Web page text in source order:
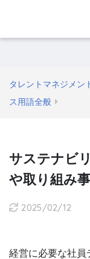
タレントマネジメン
ス用語全般
サステナビ
や取り組み
2025/02/12
経営に必要な社員